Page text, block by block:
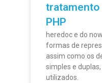
tratamento
PHP
heredoc e do
formas de
assim como os
simples e
utilizados.